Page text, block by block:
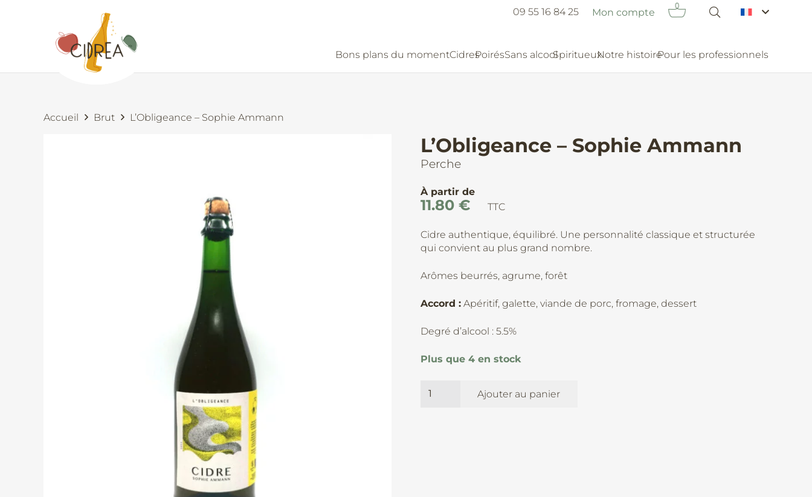
09 55 16 84 25 Mon compte
Bons plans du momentCidresPoirésSans alcoolSpiritueuxNotre histoirePour les professionnels
Accueil Brut L’Obligeance – Sophie Ammann
L’Obligeance – Sophie Ammann
Perche
À partir de
11.80 € TTC
Cidre authentique, équilibré. Une personnalité classique et structurée
qui convient au plus grand nombre.
Arômes beurrés, agrume, forêt
Accord : Apéritif, galette, viande de porc, fromage, dessert
Degré d’alcool : 5.5%
Plus que 4 en stock
de
Ajouter au panier